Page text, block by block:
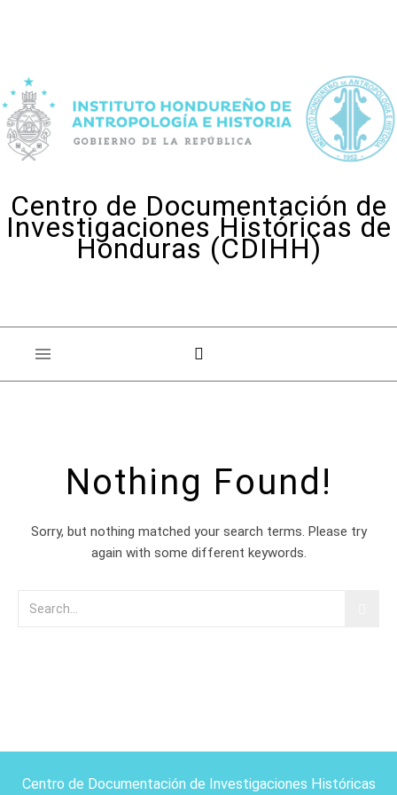
Centro de Documentación de
Investigaciones Históricas de
Honduras (CDIHH)
Nothing Found!
Sorry, but nothing matched your search terms. Please try
again with some different keywords.
Centro de Documentación de Investigaciones Históricas